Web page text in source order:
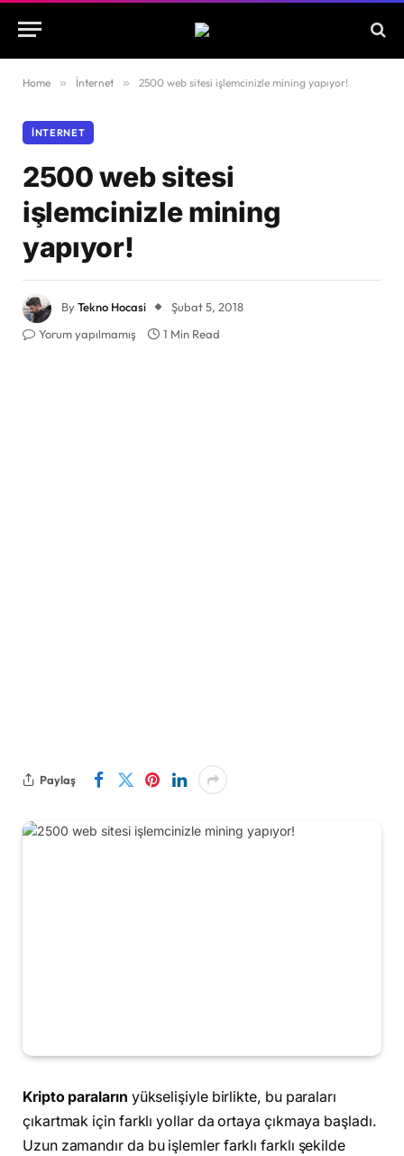
Home » İnternet » 2500 web sitesi işlemcinizle mining yapıyor!
İNTERNET
2500 web sitesi
işlemcinizle mining
yapıyor!
ByTekno Hocasi
Şubat 5, 2018
Yorum yapılmamış
1 Min Read
Paylaş
Kripto paraların yükselişiyle birlikte, bu paraları
çıkartmak için farklı yollar da ortaya çıkmaya başladı.
Uzun zamandır da bu işlemler farklı farklı şekilde